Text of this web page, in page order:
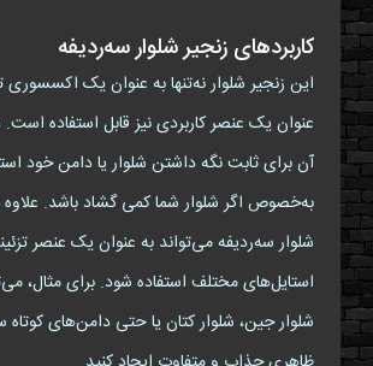
کاربردهای زنجیر شلوار سه‌ردیفه
این زنجیر شلوار نه‌تنها به عنوان یک اکسسوری
عنوان یک عنصر کاربردی نیز قابل استفاده است.
آن برای ثابت نگه داشتن شلوار یا دامن خود
به‌خصوص اگر شلوار شما کمی گشاد باشد. علاوه
شلوار سه‌ردیفه می‌تواند به عنوان یک عنصر
استایل‌های مختلف استفاده شود. برای مثال،
شلوار جین، شلوار کتان یا حتی دامن‌های کوتاه